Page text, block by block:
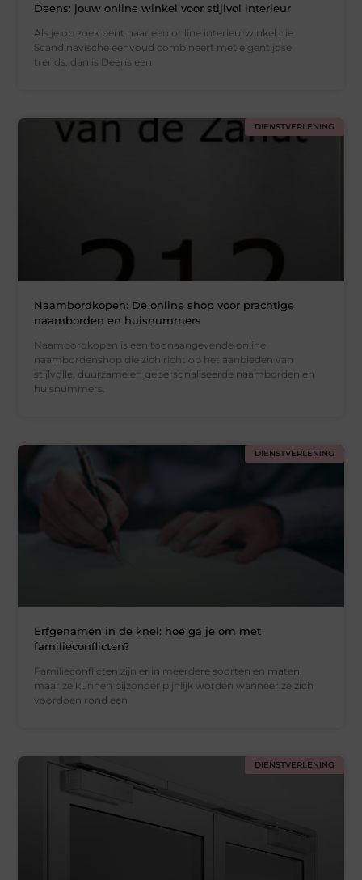
Deens: jouw online winkel voor stijlvol interieur
Als je op zoek bent naar een online interieurwinkel die
Scandinavische eenvoud combineert met eigentijdse
trends, dan is Deens een
DIENSTVERLENING
Naambordkopen: De online shop voor prachtige
naamborden en huisnummers
Naambordkopen is een toonaangevende online
naambordenshop die zich richt op het aanbieden van
stijlvolle, duurzame en gepersonaliseerde naamborden en
huisnummers.
DIENSTVERLENING
Erfgenamen in de knel: hoe ga je om met
familieconflicten?
Familieconflicten zijn er in meerdere soorten en maten,
maar ze kunnen bijzonder pijnlijk worden wanneer ze zich
voordoen rond een
DIENSTVERLENING